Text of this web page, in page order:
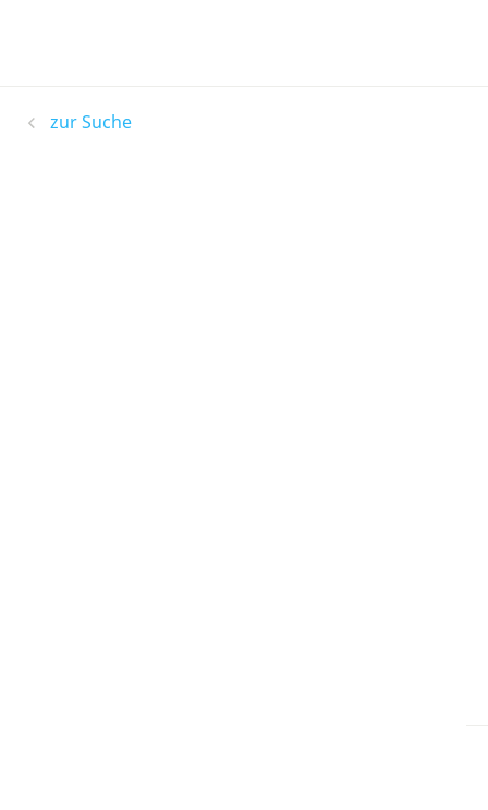
zur Suche